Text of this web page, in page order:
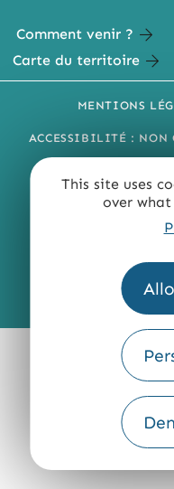
This site uses
over
Comment venir ?
Carte du territoire
MENTIONS
ACCESSIBILITÉ : NON
Fourni